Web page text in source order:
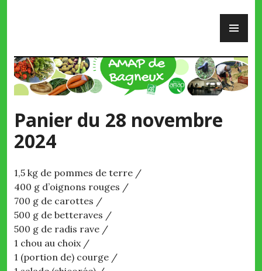
Panier du 28 novembre
2024
1,5 kg de pommes de terre /
400 g d’oignons rouges /
700 g de carottes /
500 g de betteraves /
500 g de radis rave /
1 chou au choix /
1 (portion de) courge /